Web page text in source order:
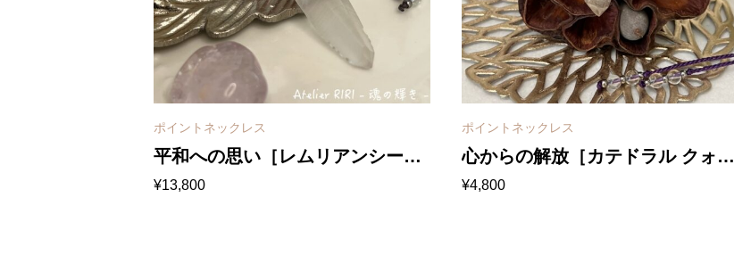
ポイントネックレス
平和への思い［レムリアンシード
クォーツ］マクラメネックレス
¥13,800
ポイントネックレス
心からの解放［カテドラル クォー
ツ］マクラメネックレス
¥4,800